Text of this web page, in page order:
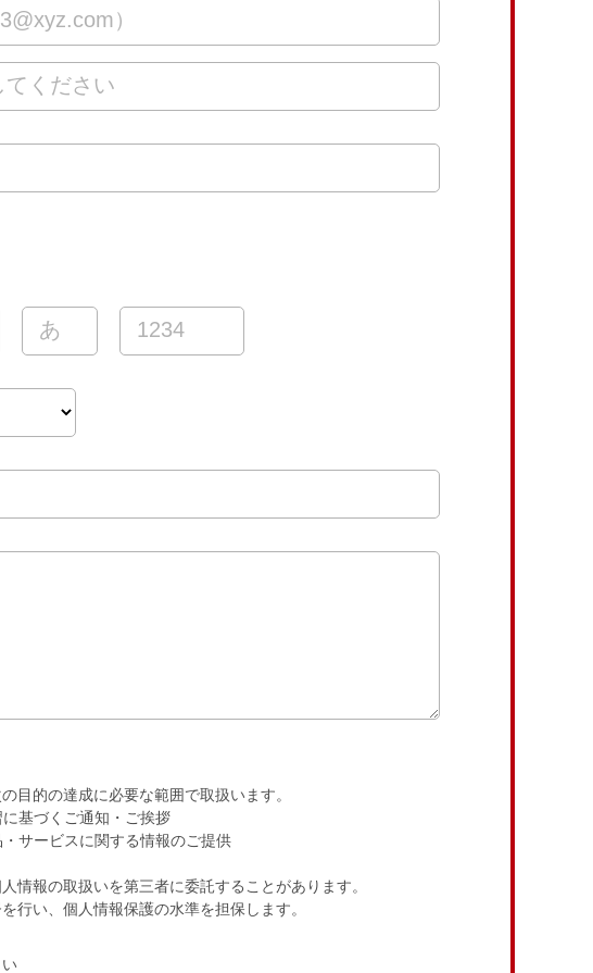
目的の達成に必要な範囲で取扱います。
基づくご通知・ご挨拶
サービスに関する情報のご提供
情報の取扱いを第三者に委託することがあります。
行い、個人情報保護の水準を担保します。